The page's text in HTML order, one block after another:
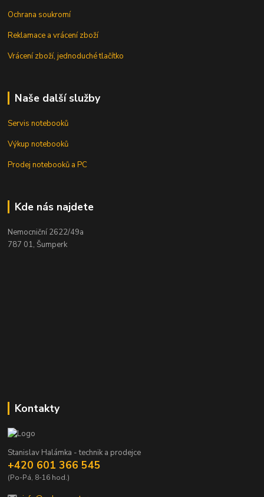
Ochrana soukromí
Reklamace a vrácení zboží
Vrácení zboží, jednoduché tlačítko
Naše další služby
Servis notebooků
Výkup notebooků
Prodej notebooků a PC
Kde nás najdete
Nemocniční 2622/49a
787 01, Šumperk
Kontakty
Stanislav Halámka - technik a prodejce
+420 601 366 545
(Po-Pá, 8-16 hod.)